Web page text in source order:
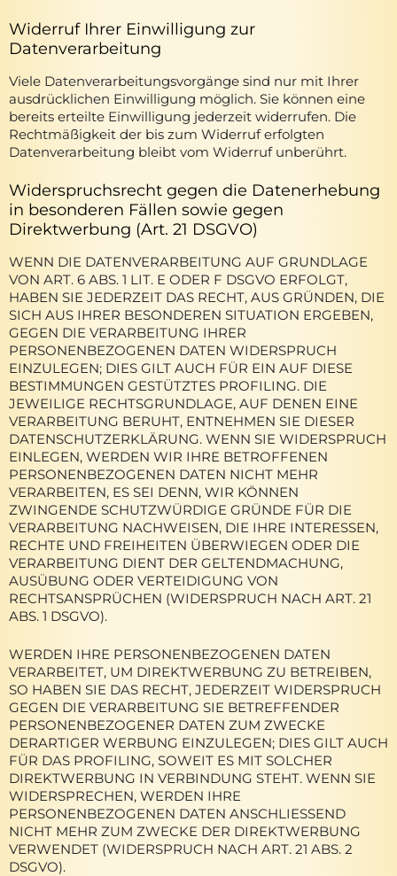
Widerruf Ihrer Einwilligung zur
Datenverarbeitung
Viele Datenverarbeitungsvorgänge sind nur mit Ihrer
ausdrücklichen Einwilligung möglich. Sie können eine
bereits erteilte Einwilligung jederzeit widerrufen. Die
Rechtmäßigkeit der bis zum Widerruf erfolgten
Datenverarbeitung bleibt vom Widerruf unberührt.
Widerspruchsrecht gegen die Datenerhebung
in besonderen Fällen sowie gegen
Direktwerbung (Art. 21 DSGVO)
WENN DIE DATENVERARBEITUNG AUF GRUNDLAGE
VON ART. 6 ABS. 1 LIT. E ODER F DSGVO ERFOLGT,
HABEN SIE JEDERZEIT DAS RECHT, AUS GRÜNDEN, DIE
SICH AUS IHRER BESONDEREN SITUATION ERGEBEN,
GEGEN DIE VERARBEITUNG IHRER
PERSONENBEZOGENEN DATEN WIDERSPRUCH
EINZULEGEN; DIES GILT AUCH FÜR EIN AUF DIESE
BESTIMMUNGEN GESTÜTZTES PROFILING. DIE
JEWEILIGE RECHTSGRUNDLAGE, AUF DENEN EINE
VERARBEITUNG BERUHT, ENTNEHMEN SIE DIESER
DATENSCHUTZERKLÄRUNG. WENN SIE WIDERSPRUCH
EINLEGEN, WERDEN WIR IHRE BETROFFENEN
PERSONENBEZOGENEN DATEN NICHT MEHR
VERARBEITEN, ES SEI DENN, WIR KÖNNEN
ZWINGENDE SCHUTZWÜRDIGE GRÜNDE FÜR DIE
VERARBEITUNG NACHWEISEN, DIE IHRE INTERESSEN,
RECHTE UND FREIHEITEN ÜBERWIEGEN ODER DIE
VERARBEITUNG DIENT DER GELTENDMACHUNG,
AUSÜBUNG ODER VERTEIDIGUNG VON
RECHTSANSPRÜCHEN (WIDERSPRUCH NACH ART. 21
ABS. 1 DSGVO).
WERDEN IHRE PERSONENBEZOGENEN DATEN
VERARBEITET, UM DIREKTWERBUNG ZU BETREIBEN,
SO HABEN SIE DAS RECHT, JEDERZEIT WIDERSPRUCH
GEGEN DIE VERARBEITUNG SIE BETREFFENDER
PERSONENBEZOGENER DATEN ZUM ZWECKE
DERARTIGER WERBUNG EINZULEGEN; DIES GILT AUCH
FÜR DAS PROFILING, SOWEIT ES MIT SOLCHER
DIREKTWERBUNG IN VERBINDUNG STEHT. WENN SIE
WIDERSPRECHEN, WERDEN IHRE
PERSONENBEZOGENEN DATEN ANSCHLIESSEND
NICHT MEHR ZUM ZWECKE DER DIREKTWERBUNG
VERWENDET (WIDERSPRUCH NACH ART. 21 ABS. 2
DSGVO).